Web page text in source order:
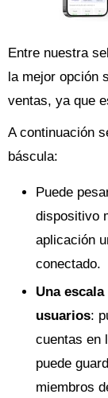
Entre nuestra
la mejor opción
ventas, ya que
A continuación
báscula:
Puede
dispositivo
aplicación
conectado.
Una
usuarios:
cuentas en
puede
miembros